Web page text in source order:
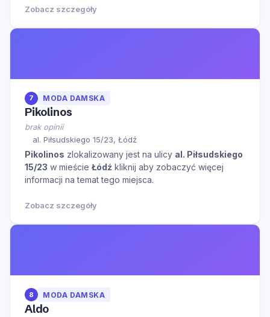
Zobacz szczegóły
7 MODA DAMSKA
Pikolinos
brak opinii
al. Piłsudskiego 15/23, Łódź
Pikolinos zlokalizowany jest na ulicy al. Piłsudskiego
15/23 w mieście Łódź kliknij aby zobaczyć więcej
informacji na temat tego miejsca.
Zobacz szczegóły
8 MODA DAMSKA
Aldo